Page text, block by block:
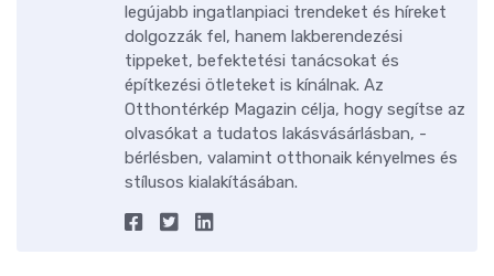
legújabb ingatlanpiaci trendeket és híreket
dolgozzák fel, hanem lakberendezési
tippeket, befektetési tanácsokat és
építkezési ötleteket is kínálnak. Az
Otthontérkép Magazin célja, hogy segítse az
olvasókat a tudatos lakásvásárlásban, -
bérlésben, valamint otthonaik kényelmes és
stílusos kialakításában.